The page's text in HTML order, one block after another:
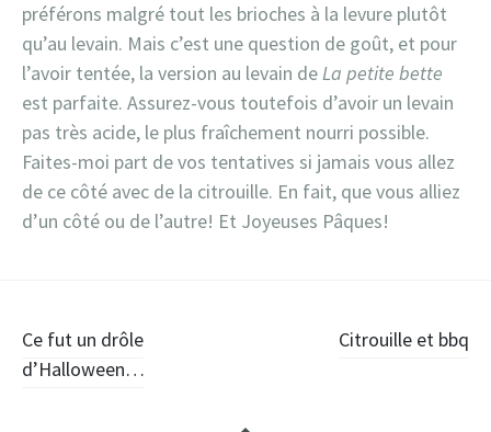
préférons malgré tout les brioches à la levure plutôt
qu’au levain. Mais c’est une question de goût, et pour
l’avoir tentée, la version au levain deLa petite bette
est parfaite. Assurez-vous toutefois d’avoir un levain
pas très acide, le plus fraîchement nourri possible.
Faites-moi part de vos tentatives si jamais vous allez
de ce côté avec de la citrouille. En fait, que vous alliez
d’un côté ou de l’autre! Et Joyeuses Pâques!
Ce fut un drôle
d’Halloween…
Citrouille et bbq